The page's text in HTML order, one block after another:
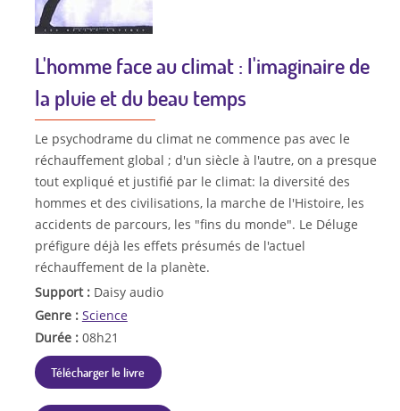
L'homme face au climat : l'imaginaire de
la pluie et du beau temps
Le psychodrame du climat ne commence pas avec le
réchauffement global ; d'un siècle à l'autre, on a presque
tout expliqué et justifié par le climat: la diversité des
hommes et des civilisations, la marche de l'Histoire, les
accidents de parcours, les "fins du monde". Le Déluge
préfigure déjà les effets présumés de l'actuel
réchauffement de la planète.
Support : Daisy audio
Genre : Science
Durée : 08h21
Télécharger le livre